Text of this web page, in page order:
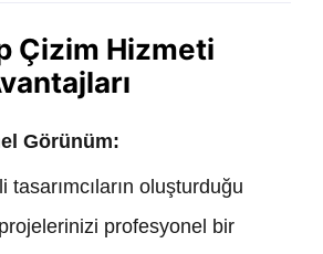
Çizim Hizmeti
Görünüm:
tasarımcıların oluşturduğu
profesyonel bir